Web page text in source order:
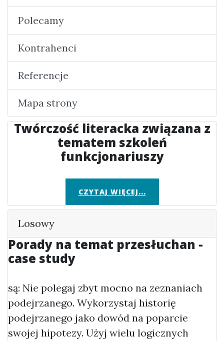
Polecamy
Kontrahenci
Referencje
Mapa strony
Twórczość literacka związana z
tematem szkoleń
funkcjonariuszy
CZYTAJ WIĘCEJ...
Losowy
Porady na temat przesłuchan -
case study
są: Nie polegaj zbyt mocno na zeznaniach
podejrzanego. Wykorzystaj historię
podejrzanego jako dowód na poparcie
swojej hipotezy. Użyj wielu logicznych